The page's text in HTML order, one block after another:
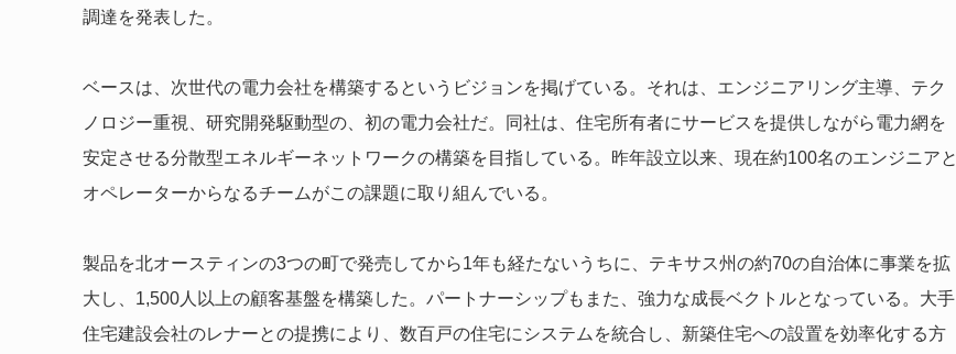
調達を発表した。
ベースは、次世代の電力会社を構築するというビジョンを掲げている。それは、エンジニアリング主導、テク
ノロジー重視、研究開発駆動型の、初の電力会社だ。同社は、住宅所有者にサービスを提供しながら電力網を
安定させる分散型エネルギーネットワークの構築を目指している。昨年設立以来、現在約100名のエンジニアと
オペレーターからなるチームがこの課題に取り組んでいる。
製品を北オースティンの3つの町で発売してから1年も経たないうちに、テキサス州の約70の自治体に事業を拡
大し、1,500人以上の顧客基盤を構築した。パートナーシップもまた、強力な成長ベクトルとなっている。大手
住宅建設会社のレナーとの提携により、数百戸の住宅にシステムを統合し、新築住宅への設置を効率化する方